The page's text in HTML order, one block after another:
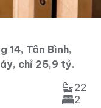
14, Tân Bình,
chỉ 25,9 tỷ.
22
2